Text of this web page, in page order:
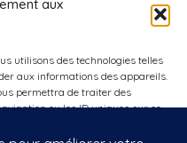
aux
utilisons des technologies telles
aux informations des appareils.
permettra de traiter des
ou les ID uniques sur ce
et fonctions.
H2S 1G5